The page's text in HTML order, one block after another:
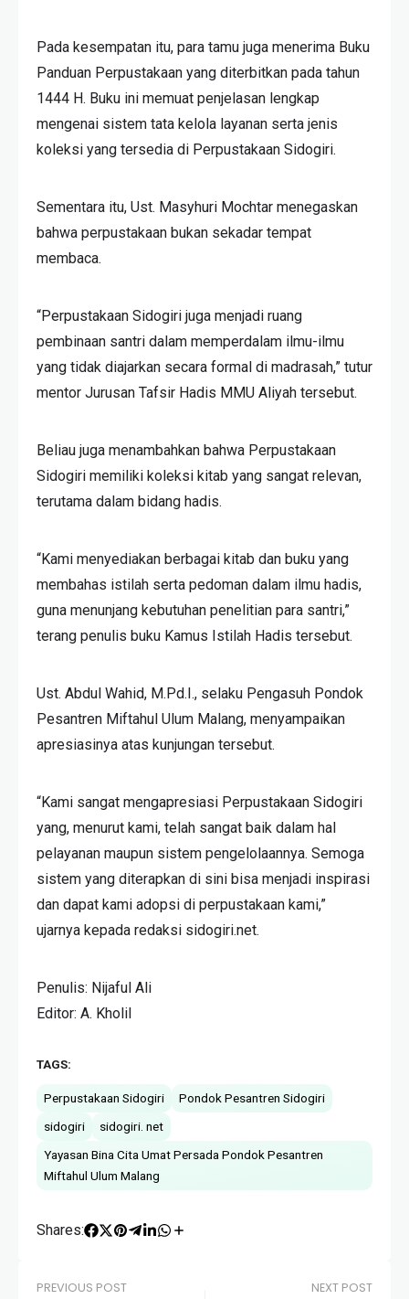
Pada kesempatan itu, para tamu juga menerima Buku
Panduan Perpustakaan yang diterbitkan pada tahun
1444 H. Buku ini memuat penjelasan lengkap
mengenai sistem tata kelola layanan serta jenis
koleksi yang tersedia di Perpustakaan Sidogiri.
Sementara itu, Ust. Masyhuri Mochtar menegaskan
bahwa perpustakaan bukan sekadar tempat
membaca.
“Perpustakaan Sidogiri juga menjadi ruang
pembinaan santri dalam memperdalam ilmu-ilmu
yang tidak diajarkan secara formal di madrasah,” tutur
mentor Jurusan Tafsir Hadis MMU Aliyah tersebut.
Beliau juga menambahkan bahwa Perpustakaan
Sidogiri memiliki koleksi kitab yang sangat relevan,
terutama dalam bidang hadis.
“Kami menyediakan berbagai kitab dan buku yang
membahas istilah serta pedoman dalam ilmu hadis,
guna menunjang kebutuhan penelitian para santri,”
terang penulis buku Kamus Istilah Hadis tersebut.
Ust. Abdul Wahid, M.Pd.I., selaku Pengasuh Pondok
Pesantren Miftahul Ulum Malang, menyampaikan
apresiasinya atas kunjungan tersebut.
“Kami sangat mengapresiasi Perpustakaan Sidogiri
yang, menurut kami, telah sangat baik dalam hal
pelayanan maupun sistem pengelolaannya. Semoga
sistem yang diterapkan di sini bisa menjadi inspirasi
dan dapat kami adopsi di perpustakaan kami,”
ujarnya kepada redaksi sidogiri.net.
Penulis: Nijaful Ali
Editor: A. Kholil
TAGS:
Perpustakaan Sidogiri
Pondok Pesantren Sidogiri
sidogiri
sidogiri. net
Yayasan Bina Cita Umat Persada Pondok Pesantren
Miftahul Ulum Malang
Shares:
PREVIOUS POST NEXT POST